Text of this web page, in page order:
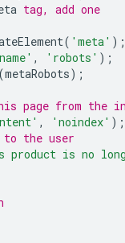
tag, add one
( 'meta' );
, 'robots' );
(metaRobots);
page from the
, 'noindex' );
to the user
product is no